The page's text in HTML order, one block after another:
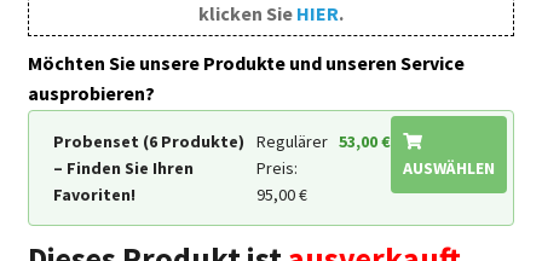
klicken Sie HIER.
Möchten Sie unsere Produkte und unseren Service
ausprobieren?
Probenset (6 Produkte)
– Finden Sie Ihren
Favoriten!
Regulärer
Preis:
95,00€
53,00€
AUSWÄHLEN